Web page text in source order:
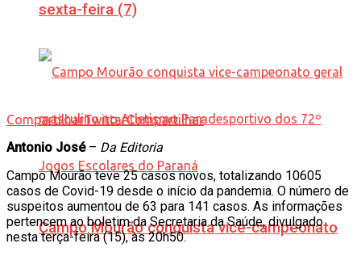
sexta-feira (7)
Campo Mourão conquista vice-campeonato
CompartilharTwittarCompartilhar
Antonio José– Da Editoria
Campo Mourão teve 25 casos novos, totalizando 10605
casos de Covid-19 desde o início da pandemia. O número de
suspeitos aumentou de 63 para 141 casos. As informações
pertencem ao boletim da Secretaria da Saúde, divulgado
nesta terça-feira (15), às 20h50.